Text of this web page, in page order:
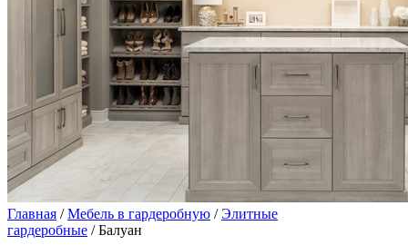
Главная /Мебель в гардеробную /Элитные
гардеробные / Балуан